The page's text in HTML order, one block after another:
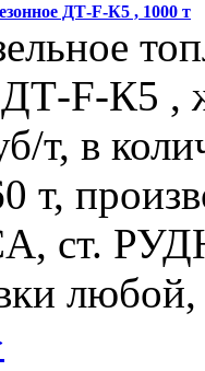
ДТ-F-К5 , 1000 т
F-К5 ,
т, в
т,
ст.